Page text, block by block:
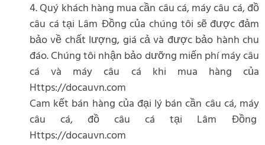
4. Quý khách hàng mua cần câu cá, máy câu cá, đồ
câu cá tại Lâm Đồng của chúng tôi sẽ được đảm
bảo về chất lượng, giá cả và được bảo hành chu
đáo. Chúng tôi nhận bảo dưỡng miến phí máy câu
cá và máy câu cá khi mua hàng của
Https://docauvn.com
Cam kết bán hàng của đại lý bán cần câu cá, máy
câu cá, đồ câu cá tại Lâm Đồng
Https://docauvn.com